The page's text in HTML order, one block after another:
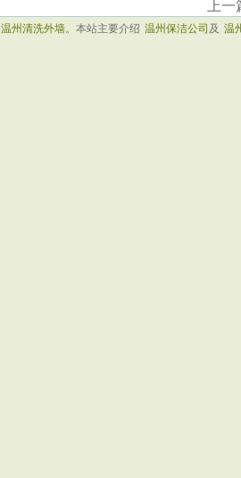
上
温州清洗外墙。本站主要介绍 温州保洁公司 及 温